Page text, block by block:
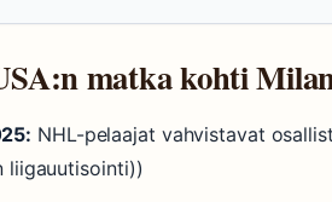
matka kohti
NHL-pelaajat vahvistavat
liigauutisointi))